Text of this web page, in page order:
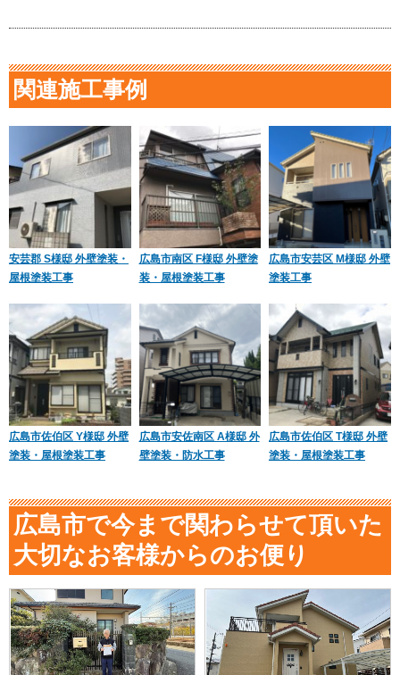
関連施工事例
安芸郡 S様邸 外壁塗装・
屋根塗装工事
広島市南区 F様邸 外壁塗
装・屋根塗装工事
広島市安芸区 M様邸 外壁
塗装工事
広島市佐伯区 Y様邸 外壁
塗装・屋根塗装工事
広島市安佐南区 A様邸 外
壁塗装・防水工事
広島市佐伯区 T様邸 外壁
塗装・屋根塗装工事
広島市で今まで関わらせて頂いた
大切なお客様からのお便り